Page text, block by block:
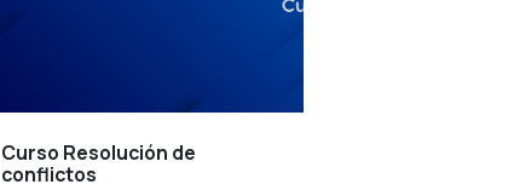
Curso Resolución de
conflictos